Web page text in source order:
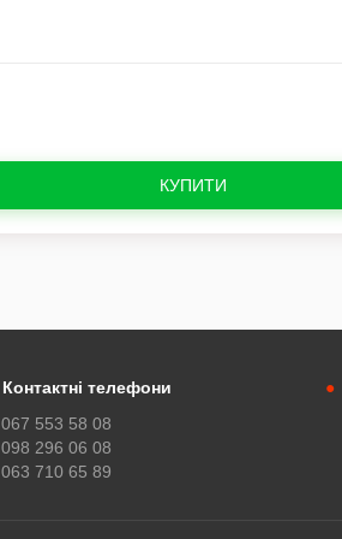
КУПИТИ
Контактні телефони
067 553 58 08
098 296 06 08
063 710 65 89
●